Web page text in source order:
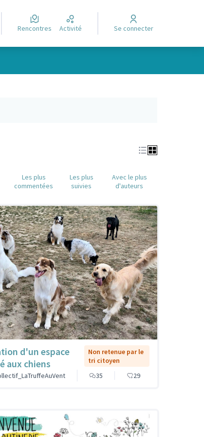
Rencontres Activité Se connecter
Les plus
commentées
Les plus
suivies
Avec le plus
d'auteurs
d'un espace
aux chiens
Non retenue par le
tri citoyen
35 29